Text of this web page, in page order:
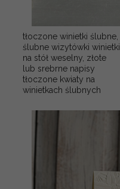
tłoczone winietki ślubne,
ślubne wizytówki winietki
na stół weselny, złote
lub srebrne napisy
tłoczone kwiaty na
winietkach ślubnych